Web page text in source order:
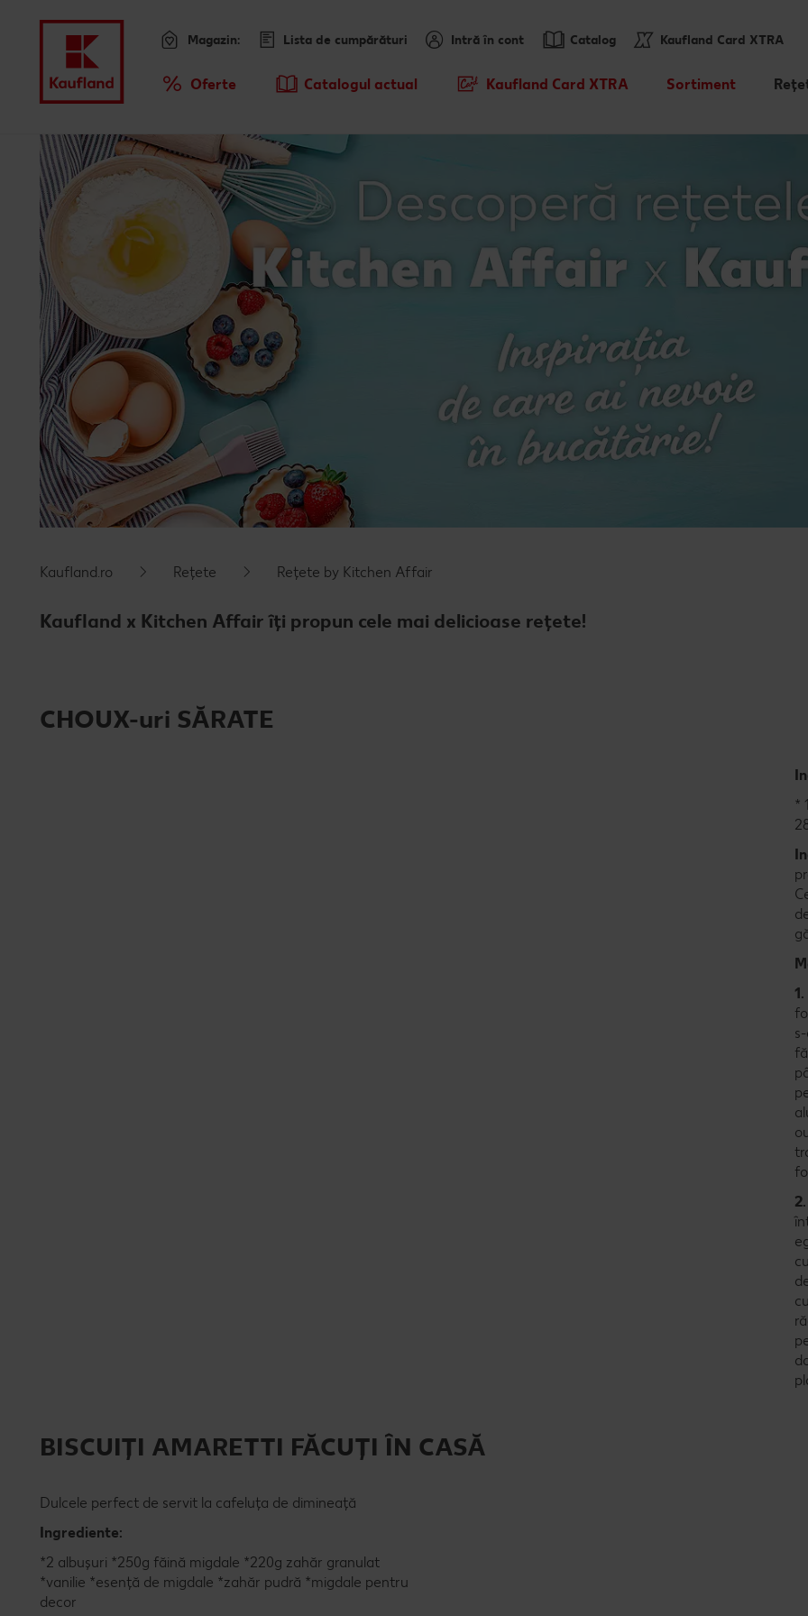
Sari la
Conținut principal
Subsol
Bară laterală fixă
Meniu Oferte
Promotiile TV ale saptamanii
Catalogul actual Kaufland Card XTRA
Kaufland Scan
Tombola „Descoperă cramele
Romaniei" - Crama Moşia
Cu Kaufland Card alimentezi
Sortiment
Mărcile noastre
Sortiment tematic
Prospețime în fiecare zi
Vreau din România
Catalog
Magazin: Intră în cont
Lista de cumpărături Kaufland Card XTRA
Kaufland.ro Rețete Rețete by Kitchen Affair
Kaufland x Kitchen Affair îți propun cele mai delicioase rețete!
CHOUX-uri SĂRATE
*
BISCUIȚI AMARETTI FĂCUȚI ÎN CASĂ
Dulcele perfect de servit la cafeluța de dimineață
Ingrediente:
*2 albușuri *250g făină migdale *220g zahăr granulat
*vanilie *esență de migdale *zahăr pudră *migdale pentru
decor